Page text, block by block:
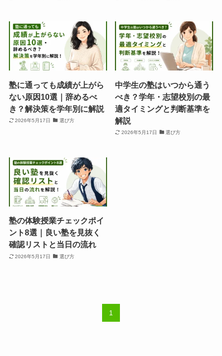
塾に通っても成績が上がら
ない原因10選｜辞めるべ
き？解決策を学年別に解説
2026年5月17日 選び方
中学生の塾はいつから通う
べき？学年・志望校別の最
適タイミングと判断基準を
解説
2026年5月17日 選び方
塾の体験授業チェックポイ
ント8選｜良い塾を見抜く
確認リストと当日の流れ
2026年5月17日 選び方
1